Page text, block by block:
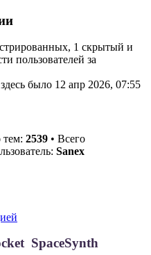
1 скрытый и
пользователей за
было 12 апр 2026, 07:55
тем: 2539 • Всего
Sanex
SpaceSynth